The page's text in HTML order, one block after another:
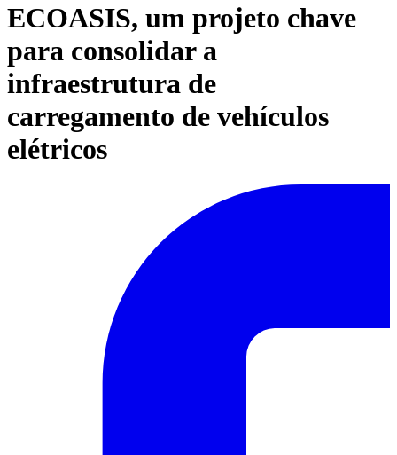
ECOASIS, um projeto chave
para consolidar a
infraestrutura de
carregamento de vehículos
elétricos